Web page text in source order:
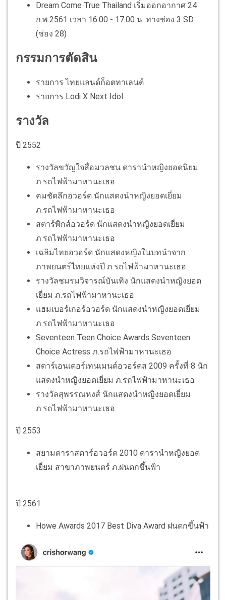
Dream Come True Thailand เริ่มออกอากาศ 24
ก.พ.2561 เวลา 16.00 - 17.00 น. ทางช่อง 3 SD
(ช่อง 28)
กรรมการตัดสิน
รายการ ไทยแลนด์ก็อตทาเลนต์
รายการ Lodi X Next Idol
รางวัล
ปี 2552
รางวัลขวัญใจสื่อมวลชน ดารานำหญิงยอดนิยม
ภ.รถไฟฟ้ามาหานะเธอ
คมชัดลึกอวอร์ด นักแสดงนำหญิงยอดเยี่ยม
ภ.รถไฟฟ้ามาหานะเธอ
สตาร์พิกส์อวอร์ด นักแสดงนำหญิงยอดเยี่ยม
ภ.รถไฟฟ้ามาหานะเธอ
เฉลิมไทยอวอร์ด นักแสดงหญิงในบทนำจาก
ภาพยนตร์ไทยแห่งปี ภ.รถไฟฟ้ามาหานะเธอ
รางวัลชมรมวิจารณ์บันเทิง นักแสดงนำหญิงยอด
เยี่ยม ภ.รถไฟฟ้ามาหานะเธอ
แฮมเบอร์เกอร์อวอร์ด นักแสดงนำหญิงยอดเยี่ยม
ภ.รถไฟฟ้ามาหานะเธอ
Seventeen Teen Choice Awards Seventeen
Choice Actress ภ.รถไฟฟ้ามาหานะเธอ
สตาร์เอนเตอร์เทนเมนต์อวอร์ดส 2009 ครั้งที่ 8 นัก
แสดงนำหญิงยอดเยี่ยม ภ.รถไฟฟ้ามาหานะเธอ
รางวัลสุพรรณหงส์ นักแสดงนำหญิงยอดเยี่ยม
ภ.รถไฟฟ้ามาหานะเธอ
ปี 2553
สยามดาราสตาร์อวอร์ด 2010 ดารานำหญิงยอด
เยี่ยม สาขาภาพยนตร์ ภ.ฝนตกขึ้นฟ้า
ปี 2561
Howe Awards 2017 Best Diva Award ฝนตกขึ้นฟ้า